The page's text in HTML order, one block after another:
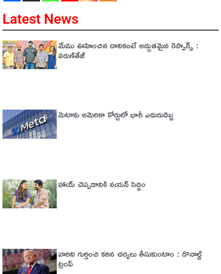
Latest News
మేము ఊహించిన దానికంటే అద్భుతమైన రెస్పాన్స్ :
వరుణ్‌తేజ్‌
మెటాకు అమెరికా కోర్టులో భారీ ఎదురుదెబ్బ
హాయ్ చెప్పడానికి నయన్ సిద్ధం
వారిని గుర్తించి కఠిన చర్యలు తీసుకుంటాం : డొనాల్డ్
ట్రంప్